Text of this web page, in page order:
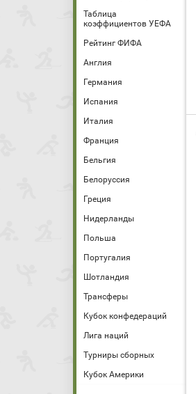
Таблица
коэффициентов УЕФА
Рейтинг ФИФА
Англия
Германия
Испания
Италия
Франция
Бельгия
Белоруссия
Греция
Нидерланды
Польша
Португалия
Шотландия
Трансферы
Кубок конфедераций
Лига наций
Турниры сборных
Кубок Америки